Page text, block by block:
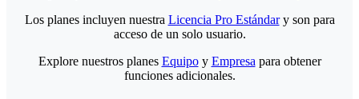
Los planes incluyen nuestra Licencia Pro Estándary son para
acceso de un solo usuario.
Explore nuestros planes Equipoy Empresa para obtener
funciones adicionales.